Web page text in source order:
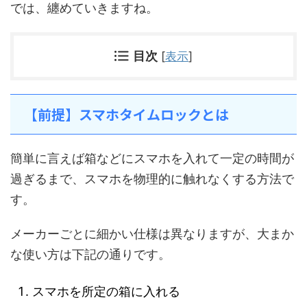
では、纏めていきますね。
目次 [表示]
【前提】スマホタイムロックとは
簡単に言えば箱などにスマホを入れて一定の時間が
過ぎるまで、スマホを物理的に触れなくする方法で
す。
メーカーごとに細かい仕様は異なりますが、大まか
な使い方は下記の通りです。
スマホを所定の箱に入れる